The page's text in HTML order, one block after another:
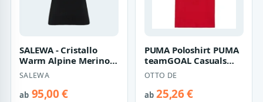
SALEWA - Cristallo
Warm Alpine Merino
Responsive Kurzarm
Baselayer Dam…
SALEWA
ab95,00 €
PUMA Poloshirt PUMA
teamGOAL Casuals
Poloshirt Damen Polos
Damen Baumw…
OTTO DE
ab25,26 €